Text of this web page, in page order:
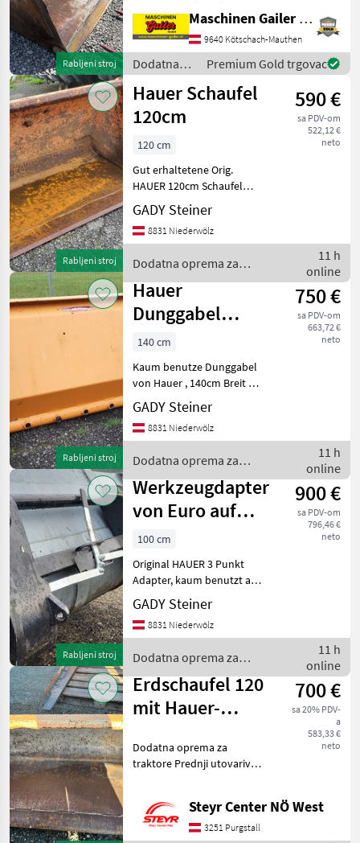
Hauer
Stekro
Fliegl
Alö
Stoll
Quicke
Prikaži
sve
(37)
MODEL
Leichtgutschaufel
Palettengabel
MARKETPLACE
Marketplace
Ponude
trgovaca oglasi
Rabljeni stroj
cm * Visina cca. 75 cm *
Dubina cca. 95 cm Dođite i
sami se uvjerite u naš širok
izbo
Maschinen Gailer GmbH
9640 Kötschach-Mauthen
Dodatna
oprema za
traktore /
Hauer
Premium Gold trgovac
Rabljeni stroj
Hauer Schaufel
120cm
590 €
sa PDV-om
522,12 €
neto
120 cm
Gut erhaltetene Orig.
HAUER 120cm Schaufel
Aktueller Neupreis 1150.-
Dodatna oprema za
traktore Prednji utovarivači
GADY Steiner
8831 Niederwölz
Dodatna oprema za
traktore / Hauer
11 h
online
Rabljeni stroj
Hauer
Dunggabel
140cm
750 €
sa PDV-om
663,72 €
neto
140 cm
Kaum benutze Dunggabel
von Hauer , 140cm Breit mit
HAUER Aufnahme ,
Aktueller Neupreis 1300.-
Dodatna oprema za
- priključni
GADY Steiner
8831 Niederwölz
Dodatna oprema za
traktore / Hauer
11 h
online
Rabljeni stroj
Werkzeugdapter
von Euro auf
HAUER
900 €
sa PDV-om
796,46 €
neto
100 cm
Original HAUER 3 Punkt
Adapter, kaum benutzt aus
2025 Akteueller Neupreis
1250.- inkl Dodatna oprema
za traktore Prednji
GADY Steiner
8831 Niederwölz
Dodatna oprema za
traktore / Hauer
11 h
online
Erdschaufel 120
mit Hauer-
700 €
sa 20% PDV-
a
583,33 €
neto
Dodatna oprema za
traktore Prednji utovarivači
Steyr Center NÖ West
3251 Purgstall